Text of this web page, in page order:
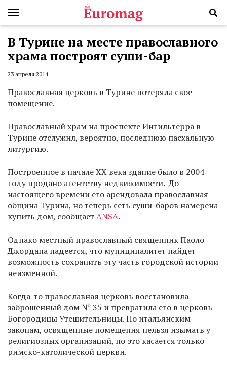
В Турине на месте православного
храма построят суши-бар
23 апреля 2014
Православная церковь в Турине потеряла свое
помещение.
Православный храм на проспекте Ингильтерра в
Турине отслужил, вероятно, последнюю пасхальную
литургию.
Построенное в начале XX века здание было в 2004
году продано агентству недвижимости. До
настоящего времени его арендовала православная
община Турина, но теперь сеть суши-баров намерена
купить дом, сообщает ANSA.
Однако местный православный священник Паоло
Джордана надеется, что муниципалитет найдет
возможность сохранить эту часть городской истории
неизменной.
Когда-то православная церковь восстановила
заброшенный дом № 35 и превратила его в церковь
Богородицы Утешительницы. По итальянским
законам, освященные помещения нельзя изымать у
религиозных организаций, но это касается только
римско-католической церкви.